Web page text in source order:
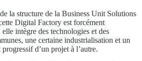
la structure de la Business Unit Solutions
Digital Factory est forcément
intègre des technologies et des
une certaine industrialisation et un
d’un projet à l’autre.